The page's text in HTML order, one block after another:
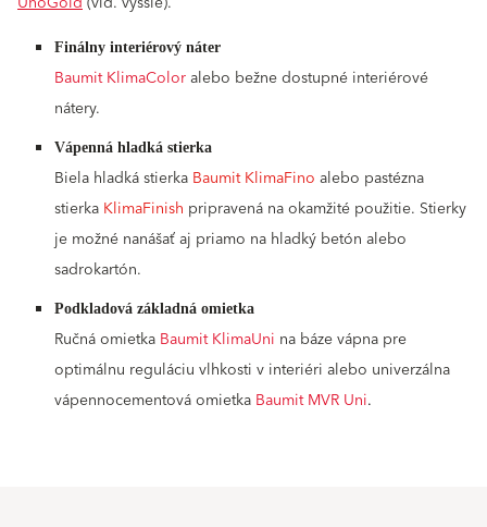
Finálny interiérový náter
Baumit KlimaColoralebo bežne dostupné interiérové
nátery.
Vápenná hladká stierka
Biela hladká stierka Baumit KlimaFino alebo pastézna
stierka KlimaFinish pripravená na okamžité použitie. Stierky
je možné nanášať aj priamo na hladký betón alebo
sadrokartón.
Podkladová základná omietka
Ručná omietka Baumit KlimaUni na báze vápna pre
optimálnu reguláciu vlhkosti v interiéri alebo univerzálna
vápennocementová omietka Baumit MVR Uni.